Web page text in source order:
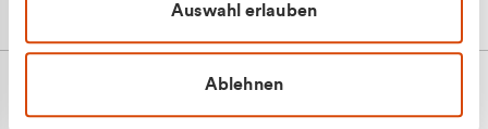
Auswahl erlauben
Ablehnen